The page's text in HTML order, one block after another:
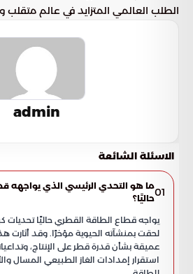
الطلب العالمي المتزايد في عالم متقلب
admin
الاسئلة الشائعة
01ما هو التحدي الرئيسي الذي يواجهه
حاليًا؟
يواجه قطاع الطاقة القطري حاليًا تحديات
لحقت بمنشآته الحيوية مؤخرًا. وقد أثارت
عميقة بشأن قدرة قطر على الإنتاج،
استقرار إمدادات الغاز الطبيعي المسال